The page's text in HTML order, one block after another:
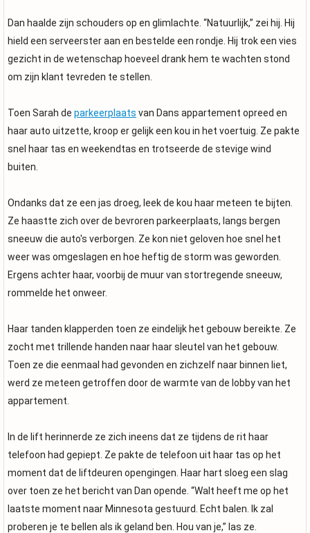
Dan haalde zijn schouders op en glimlachte. “Natuurlijk,” zei hij. Hij
hield een serveerster aan en bestelde een rondje. Hij trok een vies
gezicht in de wetenschap hoeveel drank hem te wachten stond
om zijn klant tevreden te stellen.
Toen Sarah de parkeerplaats van Dans appartement opreed en
haar auto uitzette, kroop er gelijk een kou in het voertuig. Ze pakte
snel haar tas en weekendtas en trotseerde de stevige wind
buiten.
Ondanks dat ze een jas droeg, leek de kou haar meteen te bijten.
Ze haastte zich over de bevroren parkeerplaats, langs bergen
sneeuw die auto's verborgen. Ze kon niet geloven hoe snel het
weer was omgeslagen en hoe heftig de storm was geworden.
Ergens achter haar, voorbij de muur van stortregende sneeuw,
rommelde het onweer.
Haar tanden klapperden toen ze eindelijk het gebouw bereikte. Ze
zocht met trillende handen naar haar sleutel van het gebouw.
Toen ze die eenmaal had gevonden en zichzelf naar binnen liet,
werd ze meteen getroffen door de warmte van de lobby van het
appartement.
In de lift herinnerde ze zich ineens dat ze tijdens de rit haar
telefoon had gepiept. Ze pakte de telefoon uit haar tas op het
moment dat de liftdeuren opengingen. Haar hart sloeg een slag
over toen ze het bericht van Dan opende. “Walt heeft me op het
laatste moment naar Minnesota gestuurd. Echt balen. Ik zal
proberen je te bellen als ik geland ben. Hou van je,” las ze.